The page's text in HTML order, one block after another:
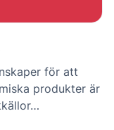
för att
produkter är